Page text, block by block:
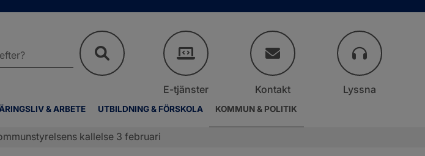
& ARBETE UTBILDNING & FÖRSKOLA KOMMUN & POLITIK
E-tjänster Kontakt Lyssna
kallelse 3 februari